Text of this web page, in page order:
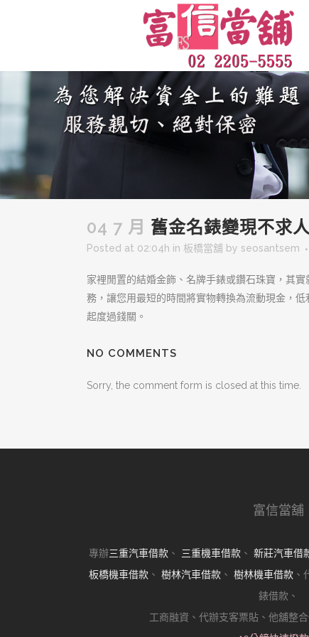
04 7 月 舊金名錶變現不求
Posted at 02:04h in 板橋當舖 by seosantsem
家裡閒置的結婚金飾、名牌手錶或鑽石珠寶，其實
務，讓您用最短的時間將實物轉換為流動現金，
起度過錢關。
NO COMMENTS
Sorry, the comment form is closed at this time.
富信當舖
專辦三重汽車借款 、 三重機車借款 、 新莊汽車借
板橋機車借款 、 樹林汽車借款 、 樹林機車借款 、
錶借款、
工商融資、代辦支客票貼、他舖整